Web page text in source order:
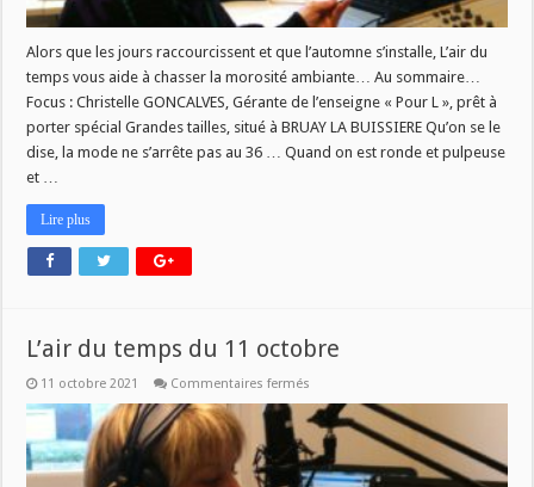
Alors que les jours raccourcissent et que l’automne s’installe, L’air du
temps vous aide à chasser la morosité ambiante… Au sommaire…
Focus : Christelle GONCALVES, Gérante de l’enseigne « Pour L », prêt à
porter spécial Grandes tailles, situé à BRUAY LA BUISSIERE Qu’on se le
dise, la mode ne s’arrête pas au 36 … Quand on est ronde et pulpeuse
et …
Lire plus
L’air du temps du 11 octobre
11 octobre 2021 Commentaires fermés
du
temps
du
11
octobre